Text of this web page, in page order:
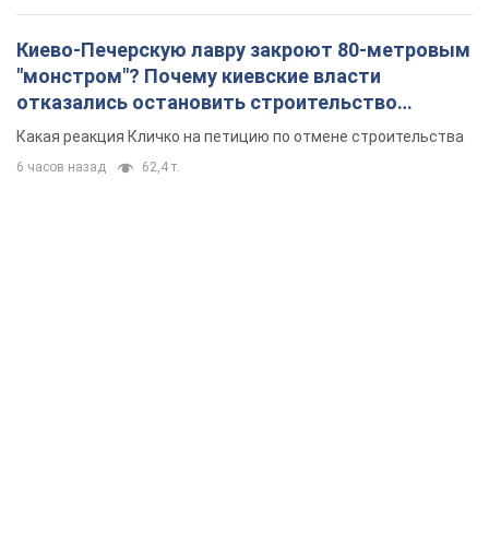
Киево-Печерскую лавру закроют 80-метровым
"монстром"? Почему киевские власти
отказались остановить строительство
небоскреба "московского верующего"
Какая реакция Кличко на петицию по отмене строительства
6 часов назад 62,4 т.